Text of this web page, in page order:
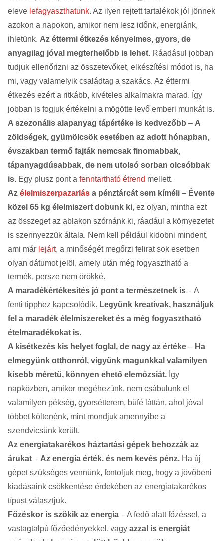
eleve lefagyaszthatunk. Az ilyen rejtett tartalékok jól jönnek
azokon a napokon, amikor nem lesz időnk, energiánk,
ihletünk. Az éttermi étkezés kényelmes, gyors, de
anyagilag jóval megterhelőbb is lehet. Ráadásul jobban
tudjuk ellenőrizni az összetevőket, elkészítési módot is, ha
mi, vagy valamelyik családtag a szakács. Az éttermi
étkezés ezért a ritkább, kivételes alkalmakra marad. Így
jobban is fogjuk értékelni a mögötte levő emberi munkát is.
A szezonális alapanyag tápértéke is kedvezőbb – A
zöldségek, gyümölcsök esetében az adott hónapban,
évszakban termő fajták nemcsak finomabbak,
tápanyagdúsabbak, de nem utolsó sorban olcsóbbak
is. Egy plusz pont a fenntartható étrend mellett.
Az élelmiszerpazarlás a pénztárcát sem kíméli – Évente
közel 65 kg élelmiszert dobunk ki, ez olyan, mintha ezt
az összeget az ablakon szórnánk ki, ráadául a környezetet
is szennyezzük általa. Nem kell például kidobni mindent,
ami már lejárt, a minőségét megőrzi felirat sok esetben
olyan dátumot jelöl, amely után még fogyasztható a
termék, persze nem örökké.
A maradékértékesítés jó pont a természetnek is – A
fenti tipphez kapcsolódik. Legyünk kreatívak, használjuk
fel a maradék élelmiszereket és a még fogyasztható
ételmaradékokat is.
A kisétkezés kis helyet foglal, de nagy az értéke – Ha
elmegyünk otthonról, vigyünk magunkkal valamilyen
kisebb méretű, könnyen ehető elemózsiát. Így
napközben, amikor megéhezünk, nem csábulunk el
valamilyen pékség, gyorsétterem, büfé láttán, ahol jóval
többet költenénk, mint mondjuk amennyibe a
szendvicsünk került.
Az energiatakarékos háztartási gépek behozzák az
árukat – Az energia érték. és nem kevés pénz. Ha új
gépet szükséges vennünk, fontoljuk meg, hogy a jövőbeni
kiadásaink csökkentése érdekében az energiatakarékos
típust választjuk.
Főzéskor is szökik az energia – A fedő alatt főzéssel, a
vastagtalpú főzőedényekkel, vagy azzal is energiát